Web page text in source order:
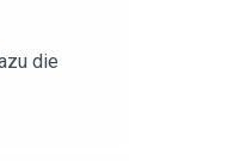
die